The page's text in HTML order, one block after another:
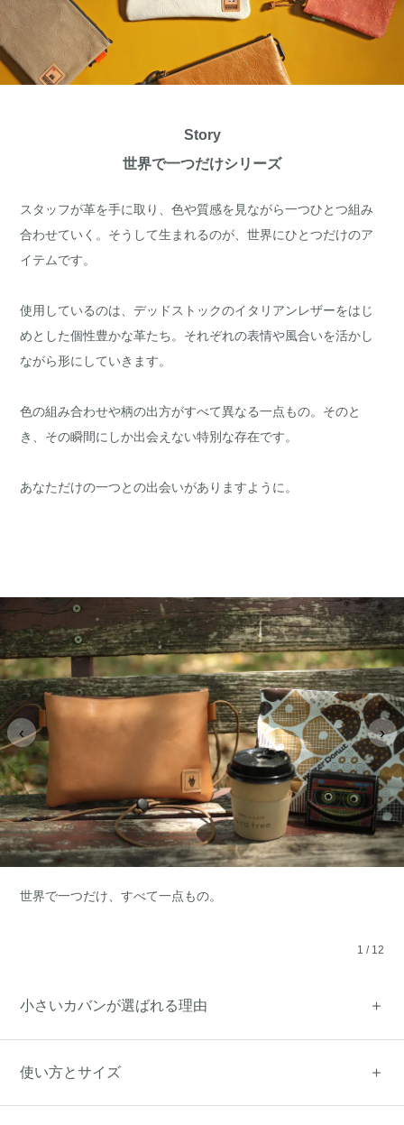
Story
世界で一つだけシリーズ
スタッフが革を手に取り、色や質感を見ながら一つひとつ組み
合わせていく。そうして生まれるのが、世界にひとつだけのア
イテムです。
使用しているのは、デッドストックのイタリアンレザーをはじ
めとした個性豊かな革たち。それぞれの表情や風合いを活かし
ながら形にしていきます。
色の組み合わせや柄の出方がすべて異なる一点もの。そのと
き、その瞬間にしか出会えない特別な存在です。
あなただけの一つとの出会いがありますように。
‹ ›
世界で一つだけ、すべて一点もの。
1 / 12
小さいカバンが選ばれる理由
使い方とサイズ